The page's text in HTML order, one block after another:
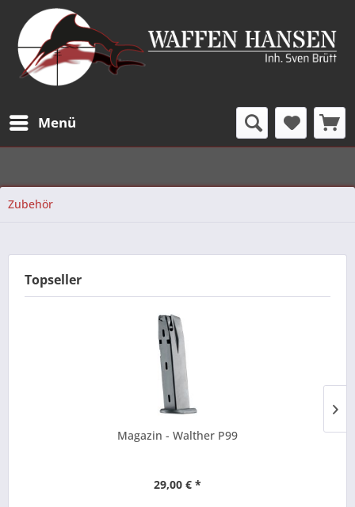
Menü
Zubehör
Topseller
Magazin - Walther P99
29,00 € *